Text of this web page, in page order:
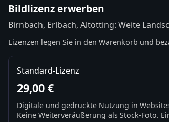
Bildlizenz erwerben
Birnbach, Erlbach, Altötting: Weite
Lizenzen legen Sie in den Warenkorb und
Standard-Lizenz
29,00 €
Digitale und gedruckte Nutzung in
Keine Weiterveräußerung als Stock-Foto.